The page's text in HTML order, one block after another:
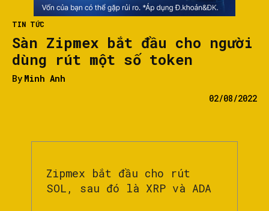
TIN TỨC
Sàn Zipmex bắt đầu cho người
dùng rút một số token
By Minh Anh
02/08/2022
Zipmex bắt đầu cho rút
SOL, sau đó là XRP và ADA